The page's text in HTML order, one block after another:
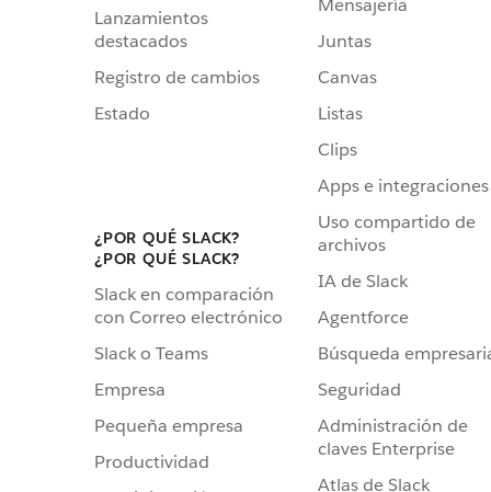
Lanzamientos
destacados
Registro de cambios
Estado
¿POR QUÉ SLACK?
¿POR QUÉ SLACK?
Slack en comparación
con Correo electrónico
Slack o Teams
Empresa
Pequeña empresa
Productividad
Mensajería
Juntas
Canvas
Listas
Clips
Apps e integraciones
Uso compartido de
archivos
IA de Slack
Agentforce
Búsqueda
Seguridad
Administración de
claves Enterprise
Atlas de Slack